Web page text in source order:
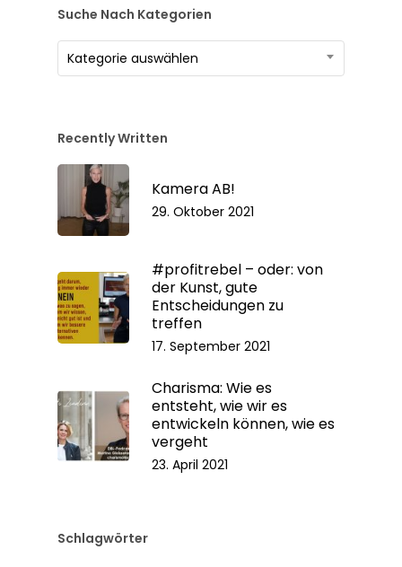
Suche Nach Kategorien
Suche
nach
Kategorie auswählen
Recently Written
Kamera AB!
29. Oktober 2021
#profitrebel – oder: von
der Kunst, gute
Entscheidungen zu
treffen
17. September 2021
Charisma: Wie es
entsteht, wie wir es
entwickeln können, wie es
vergeht
23. April 2021
Schlagwörter